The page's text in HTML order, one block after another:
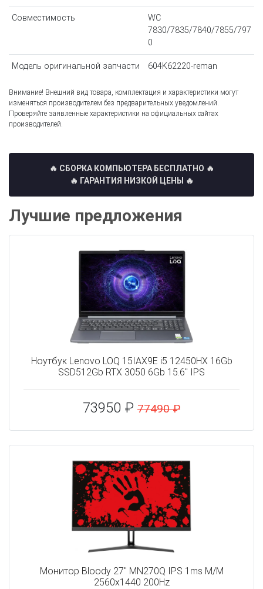
Совместимость
WC
7830/7835/7840/7855/797
0
Модель оригинальной запчасти 604K62220-reman
Внимание! Внешний вид товара, комплектация и характеристики могут
изменяться производителем без предварительных уведомлений.
Проверяйте заявленные характеристики на официальных сайтах
производителей.
🔥 СБОРКА КОМПЬЮТЕРА БЕСПЛАТНО 🔥
🔥 ГАРАНТИЯ НИЗКОЙ ЦЕНЫ 🔥
Лучшие предложения
Ноутбук Lenovo LOQ 15IAX9E i5 12450HX 16Gb
SSD512Gb RTX 3050 6Gb 15.6" IPS
73950 ₽ 77490 ₽
Монитор Bloody 27" MN270Q IPS 1ms M/M
2560x1440 200Hz